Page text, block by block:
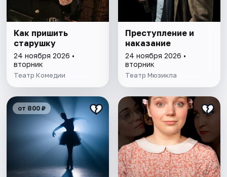
Как пришить
старушку
24 ноября 2026 •
вторник
Театр Комедии
Преступление и
наказание
24 ноября 2026 •
вторник
Театр Мюзикла
от 800 ₽